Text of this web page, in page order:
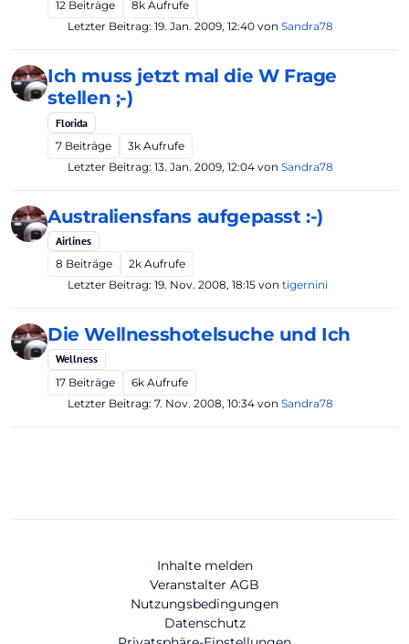
12 Beiträge 8k Aufrufe
Letzter Beitrag: 19. Jan. 2009, 12:40 von Sandra78
Ich muss jetzt mal die W Frage
stellen ;-)
Florida
7 Beiträge 3k Aufrufe
Letzter Beitrag: 13. Jan. 2009, 12:04 von Sandra78
Australiensfans aufgepasst :-)
Airlines
8 Beiträge 2k Aufrufe
Letzter Beitrag: 19. Nov. 2008, 18:15 von tigernini
Die Wellnesshotelsuche und Ich
Wellness
17 Beiträge 6k Aufrufe
Letzter Beitrag: 7. Nov. 2008, 10:34 von Sandra78
Inhalte melden
Veranstalter AGB
Nutzungsbedingungen
Datenschutz